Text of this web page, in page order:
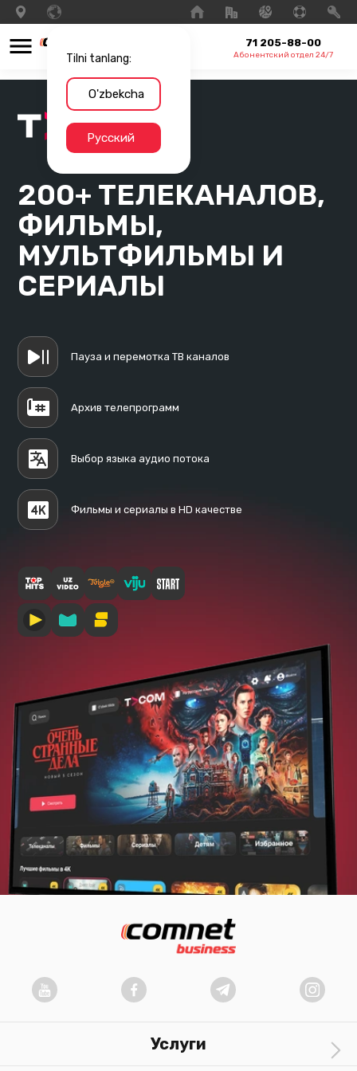
Tilni tanlang:
O'zbekcha
Русский
71 205-88-00
Абонентский отдел 24/7
200+ ТЕЛЕКАНАЛОВ,
ФИЛЬМЫ,
МУЛЬТФИЛЬМЫ И
СЕРИАЛЫ
Пауза и перемотка ТВ каналов
Архив телепрограмм
Выбор языка аудио потока
Фильмы и сериалы в HD качестве
Услуги